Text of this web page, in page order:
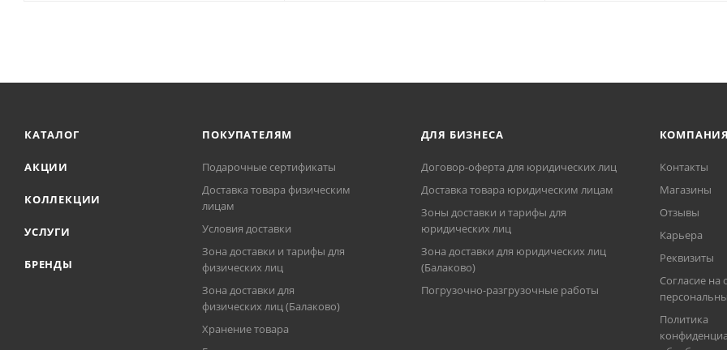
КАТАЛОГ
АКЦИИ
КОЛЛЕКЦИИ
УСЛУГИ
БРЕНДЫ
ПОКУПАТЕЛЯМ
Подарочные сертификаты
Доставка товара физическим
лицам
Условия доставки
Зона доставки и тарифы для
физических лиц
Зона доставки для
физических лиц (Балаково)
Хранение товара
ДЛЯ БИЗНЕСА
Договор-оферта для юридических лиц
Доставка товара юридическим лицам
Зоны доставки и тарифы для
юридических лиц
Зона доставки для юридических лиц
(Балаково)
Погрузочно-разгрузочные работы
КОМПАНИЯ
Контакты
Магазины
Отзывы
Карьера
Реквизиты
Согласие на
Политика